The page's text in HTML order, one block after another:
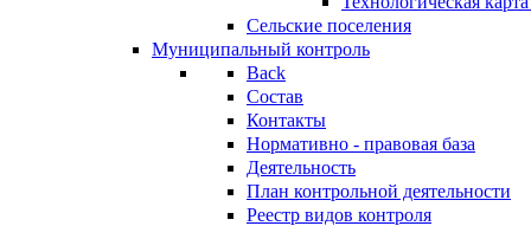
Сельские поселения
Муниципальный контроль
Back
Состав
Контакты
Нормативно - правовая база
Деятельность
План контрольной деятельности
Реестр видов контроля